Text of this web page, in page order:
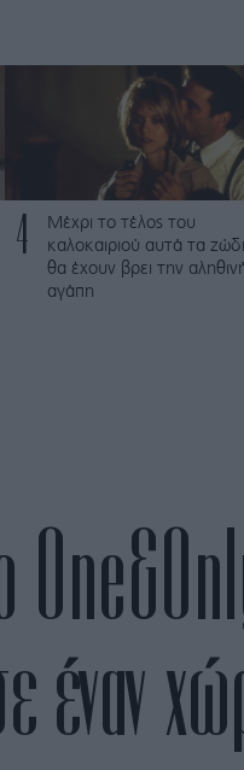
4
Μέχρι το τέλος του
καλοκαιριού αυτά τα
θα έχουν βρει την
αγάπη
έναν